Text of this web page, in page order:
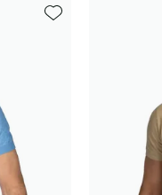
Toevoegen aan